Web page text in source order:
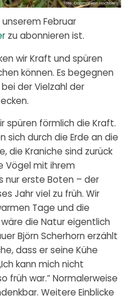
Februar
zu abonnieren ist.
wir Kraft und spüren
können. Es begegnen
der Vielzahl der
spüren förmlich die Kraft.
sich durch die Erde an die
die Kraniche sind zurück
Vögel mit ihrem
nur erste Boten – der
Jahr viel zu früh. Wir
Tage und die
die Natur eigentlich
Björn Scherhorn erzählt
dass er seine Kühe
kann mich nicht
früh war.“ Normalerweise
Weitere Einblicke